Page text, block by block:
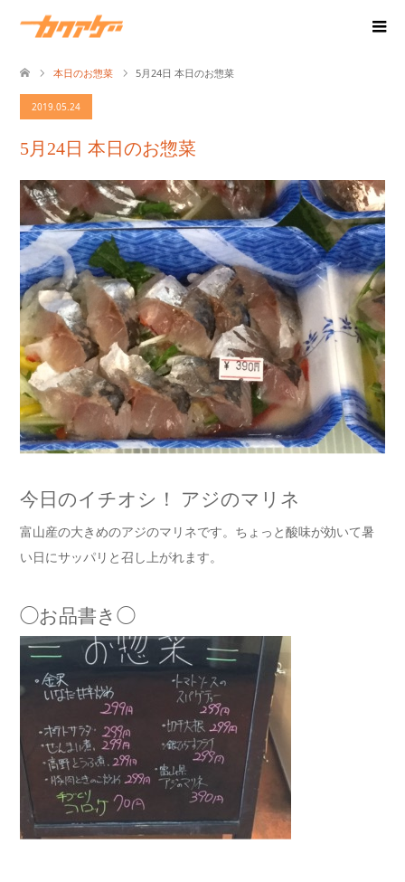
本日のお惣菜 5月24日 本日のお惣菜
2019.05.24
5月24日 本日のお惣菜
今日のイチオシ！ アジのマリネ
富山産の大きめのアジのマリネです。ちょっと酸味が効いて暑
い日にサッパリと召し上がれます。
◯お品書き◯